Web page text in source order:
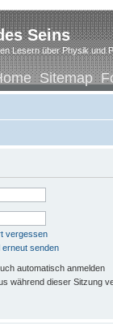
Seins
Lesern über Physik und
Sitemap
vergessen
erneut senden
automatisch anmelden
während dieser Sitzung